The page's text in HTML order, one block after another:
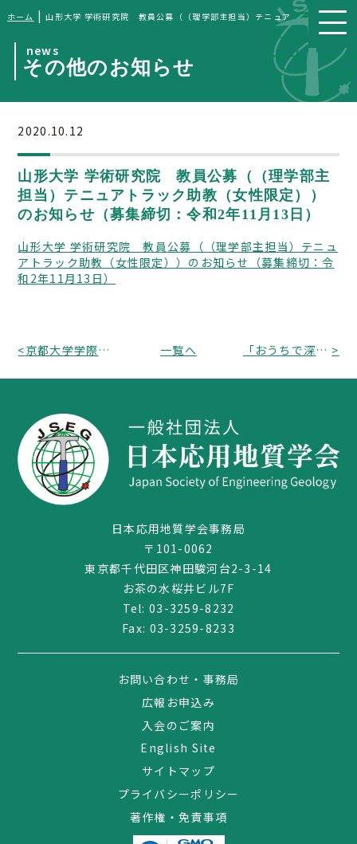
03-3259-8232
ホーム |山形大学 学術研究院 教員公募（（理学部主担当）テニュアトラック助教
news
その他のお知らせ
2020.10.12
山形大学 学術研究院 教員公募（（理学部主
担当）テニュアトラック助教（女性限定））
のお知らせ（募集締切：令和2年11月13日）
山形大学 学術研究院 教員公募（（理学部主担当）テニュ
アトラック助教（女性限定））のお知らせ（募集締切：令
和2年11月13日）
< 京都大学学際融合教育研究推進センター「学際研究に関するイメージ調査」（回答期間：令和2年10月31日まで） 一覧へ 「おうちで深田研」深田研一般公開2020オンラインのお知らせ（日時：令和2年10月25日、オンライン開催、申込締切：10月21日） >
日本応用地質学会事務局
〒101-0062
東京都千代田区神田駿河台2-3-14
お茶の水桜井ビル7F
Tel:03-3259-8232
Fax: 03-3259-8233
お問い合わせ・事務局
広報お申込み
入会のご案内
English Site
サイトマップ
プライバシーポリシー
著作権・免責事項